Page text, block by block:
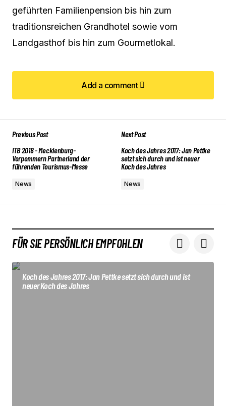
geführten Familienpension bis hin zum
traditionsreichen Grandhotel sowie vom
Landgasthof bis hin zum Gourmetlokal.
Add a comment
Add a comment
*markiert
Comment
Your Name*
Your E-mail*
Previous Post
ITB 2018 - Mecklenburg-
Vorpommern Partnerland der
führenden Tourismus-Messe
News
Next Post
Koch des Jahres 2017: Jan Pettke
setzt sich durch und ist neuer
Koch des Jahres
News
FÜR SIE PERSÖNLICH EMPFOHLEN
Koch des Jahres 2017: Jan Pettke setzt sich durch und ist
neuer Koch des Jahres